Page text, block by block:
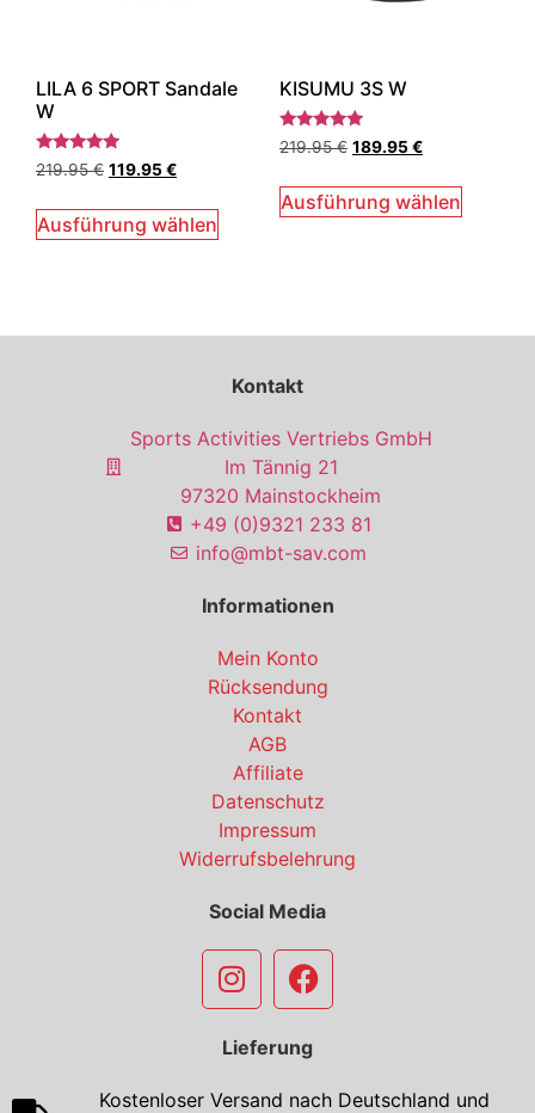
LILA 6 SPORT Sandale
W
Bewertet
mit
von 5
219.95€ 119.95€
Ausführung wählen
KISUMU 3S W
Bewertet
mit
von 5
219.95€ 189.95€
Ausführung wählen
Kontakt
Sports Activities Vertriebs GmbH
Im Tännig 21
97320 Mainstockheim
+49 (0)9321 233 81
info@mbt-sav.com
Informationen
Mein Konto
Rücksendung
Kontakt
AGB
Affiliate
Datenschutz
Impressum
Widerrufsbelehrung
Social Media
Lieferung
Kostenloser Versand nach Deutschland und